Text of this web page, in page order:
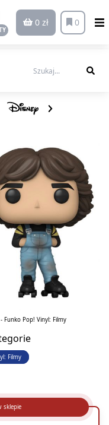
0 zł 0
Funko Pop! Vinyl: Filmy
Filmy
sklepie